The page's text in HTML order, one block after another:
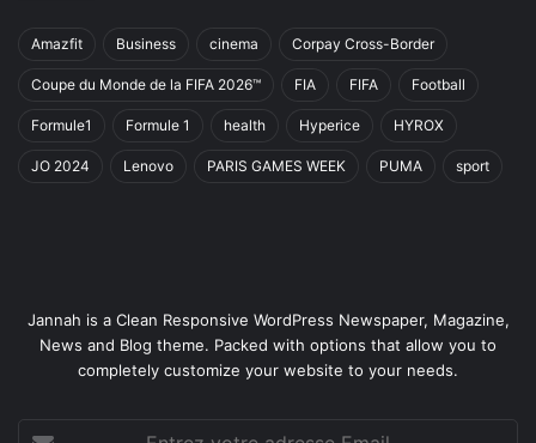
Amazfit Business cinema Corpay Cross-Border
Coupe du Monde de la FIFA 2026™ FIA FIFA Football
Formule1 Formule 1 health Hyperice HYROX
JO 2024 Lenovo PARIS GAMES WEEK PUMA sport
Jannah is a Clean Responsive WordPress Newspaper, Magazine,
News and Blog theme. Packed with options that allow you to
completely customize your website to your needs.